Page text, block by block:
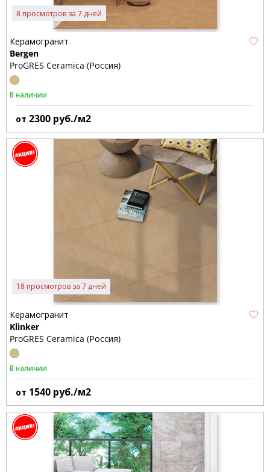
8 просмотров за 7 дней
Керамогранит
Bergen
ProGRES Ceramica (Россия)
В наличии
от 2300 руб./м2
18 просмотров за 7 дней
Керамогранит
Klinker
ProGRES Ceramica (Россия)
В наличии
от 1540 руб./м2